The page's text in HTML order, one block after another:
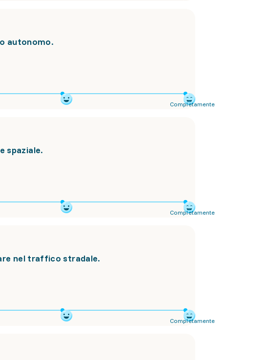
autonomo.
Completamente
spaziale.
Completamente
nel traffico stradale.
Completamente